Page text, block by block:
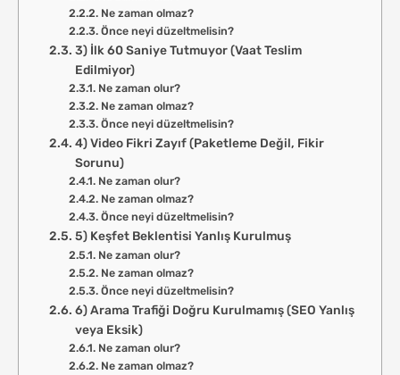
Ne zaman olmaz?
Önce neyi düzeltmelisin?
3) İlk 60 Saniye Tutmuyor (Vaat Teslim
Edilmiyor)
Ne zaman olur?
Ne zaman olmaz?
Önce neyi düzeltmelisin?
4) Video Fikri Zayıf (Paketleme Değil, Fikir
Sorunu)
Ne zaman olur?
Ne zaman olmaz?
Önce neyi düzeltmelisin?
5) Keşfet Beklentisi Yanlış Kurulmuş
Ne zaman olur?
Ne zaman olmaz?
Önce neyi düzeltmelisin?
6) Arama Trafiği Doğru Kurulmamış (SEO Yanlış
veya Eksik)
Ne zaman olur?
Ne zaman olmaz?